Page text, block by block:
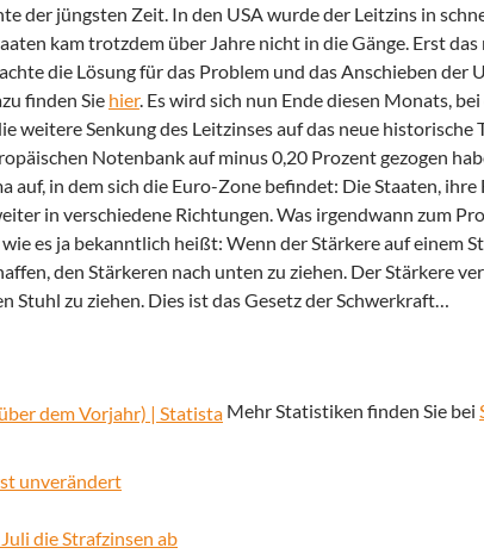
der jüngsten Zeit. In den USA wurde der Leitzins in
kam trotzdem über Jahre nicht in die Gänge. Erst
die Lösung für das Problem und das Anschieben der
finden Sie hier. Es wird sich nun Ende diesen Monats,
weitere Senkung des Leitzinses auf das neue historische
Notenbank auf minus 0,20 Prozent gezogen
auf, in dem sich die Euro-Zone befindet: Die Staaten,
in verschiedene Richtungen. Was irgendwann zum
es ja bekanntlich heißt: Wenn der Stärkere auf einem
den Stärkeren nach unten zu ziehen. Der Stärkere
Stuhl zu ziehen. Dies ist das Gesetz der Schwerkraft…
Mehr Statistiken finden Sie bei
unverändert
die Strafzinsen ab